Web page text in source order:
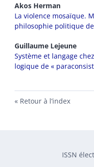
Akos Herman
La violence mosaïque.
philosophie politique
Guillaume Lejeune
Système et langage
logique de «
Retour à l’index
ISSN